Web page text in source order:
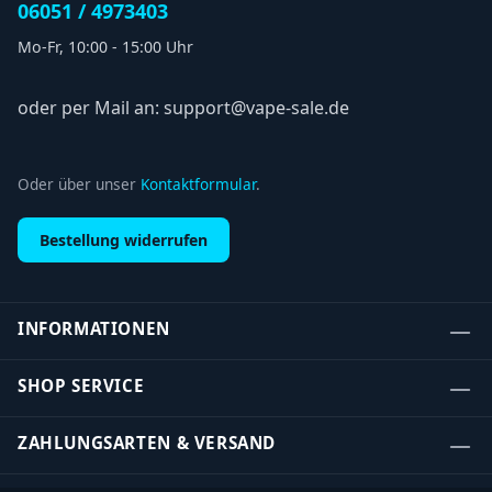
06051 / 4973403
Mo-Fr, 10:00 - 15:00 Uhr
oder per Mail an: support@vape-sale.de
Oder über unser Kontaktformular.
Bestellung widerrufen
INFORMATIONEN
SHOP SERVICE
ZAHLUNGSARTEN & VERSAND